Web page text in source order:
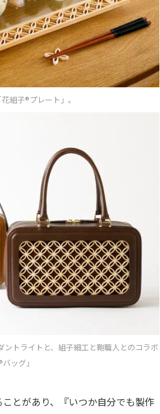
組子®プレート」。
トライトと、組子細工と鞄職人とのコラボ
ッグ」
とがあり、『いつか自分でも製作